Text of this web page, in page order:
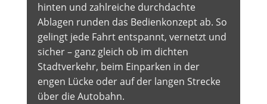
hinten und zahlreiche durchdachte
Ablagen runden das Bedienkonzept ab. So
gelingt jede Fahrt entspannt, vernetzt und
sicher – ganz gleich ob im dichten
Stadtverkehr, beim Einparken in der
engen Lücke oder auf der langen Strecke
über die Autobahn.